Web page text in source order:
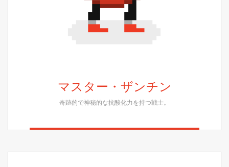
マスター・ザンチン
奇跡的で神秘的な抗酸化力を持つ戦士。